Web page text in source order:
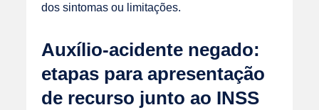
dos sintomas ou limitações.
Auxílio-acidente negado:
etapas para apresentação
de recurso junto ao INSS